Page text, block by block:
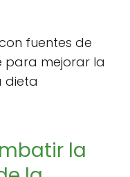
fuentes de
para mejorar la
dieta
la